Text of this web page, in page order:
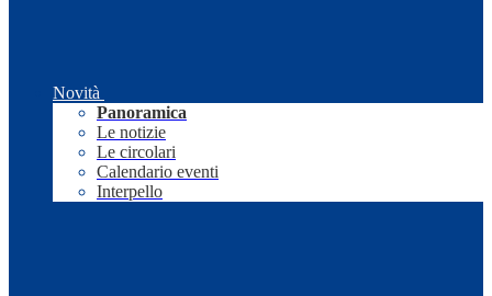
Novità
Panoramica
Le notizie
Le circolari
Calendario eventi
Interpello